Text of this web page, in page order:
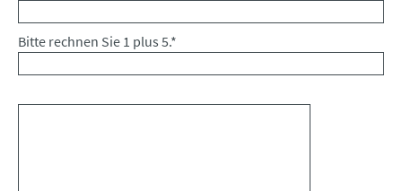
Bitte rechnen Sie 1 plus 5.*